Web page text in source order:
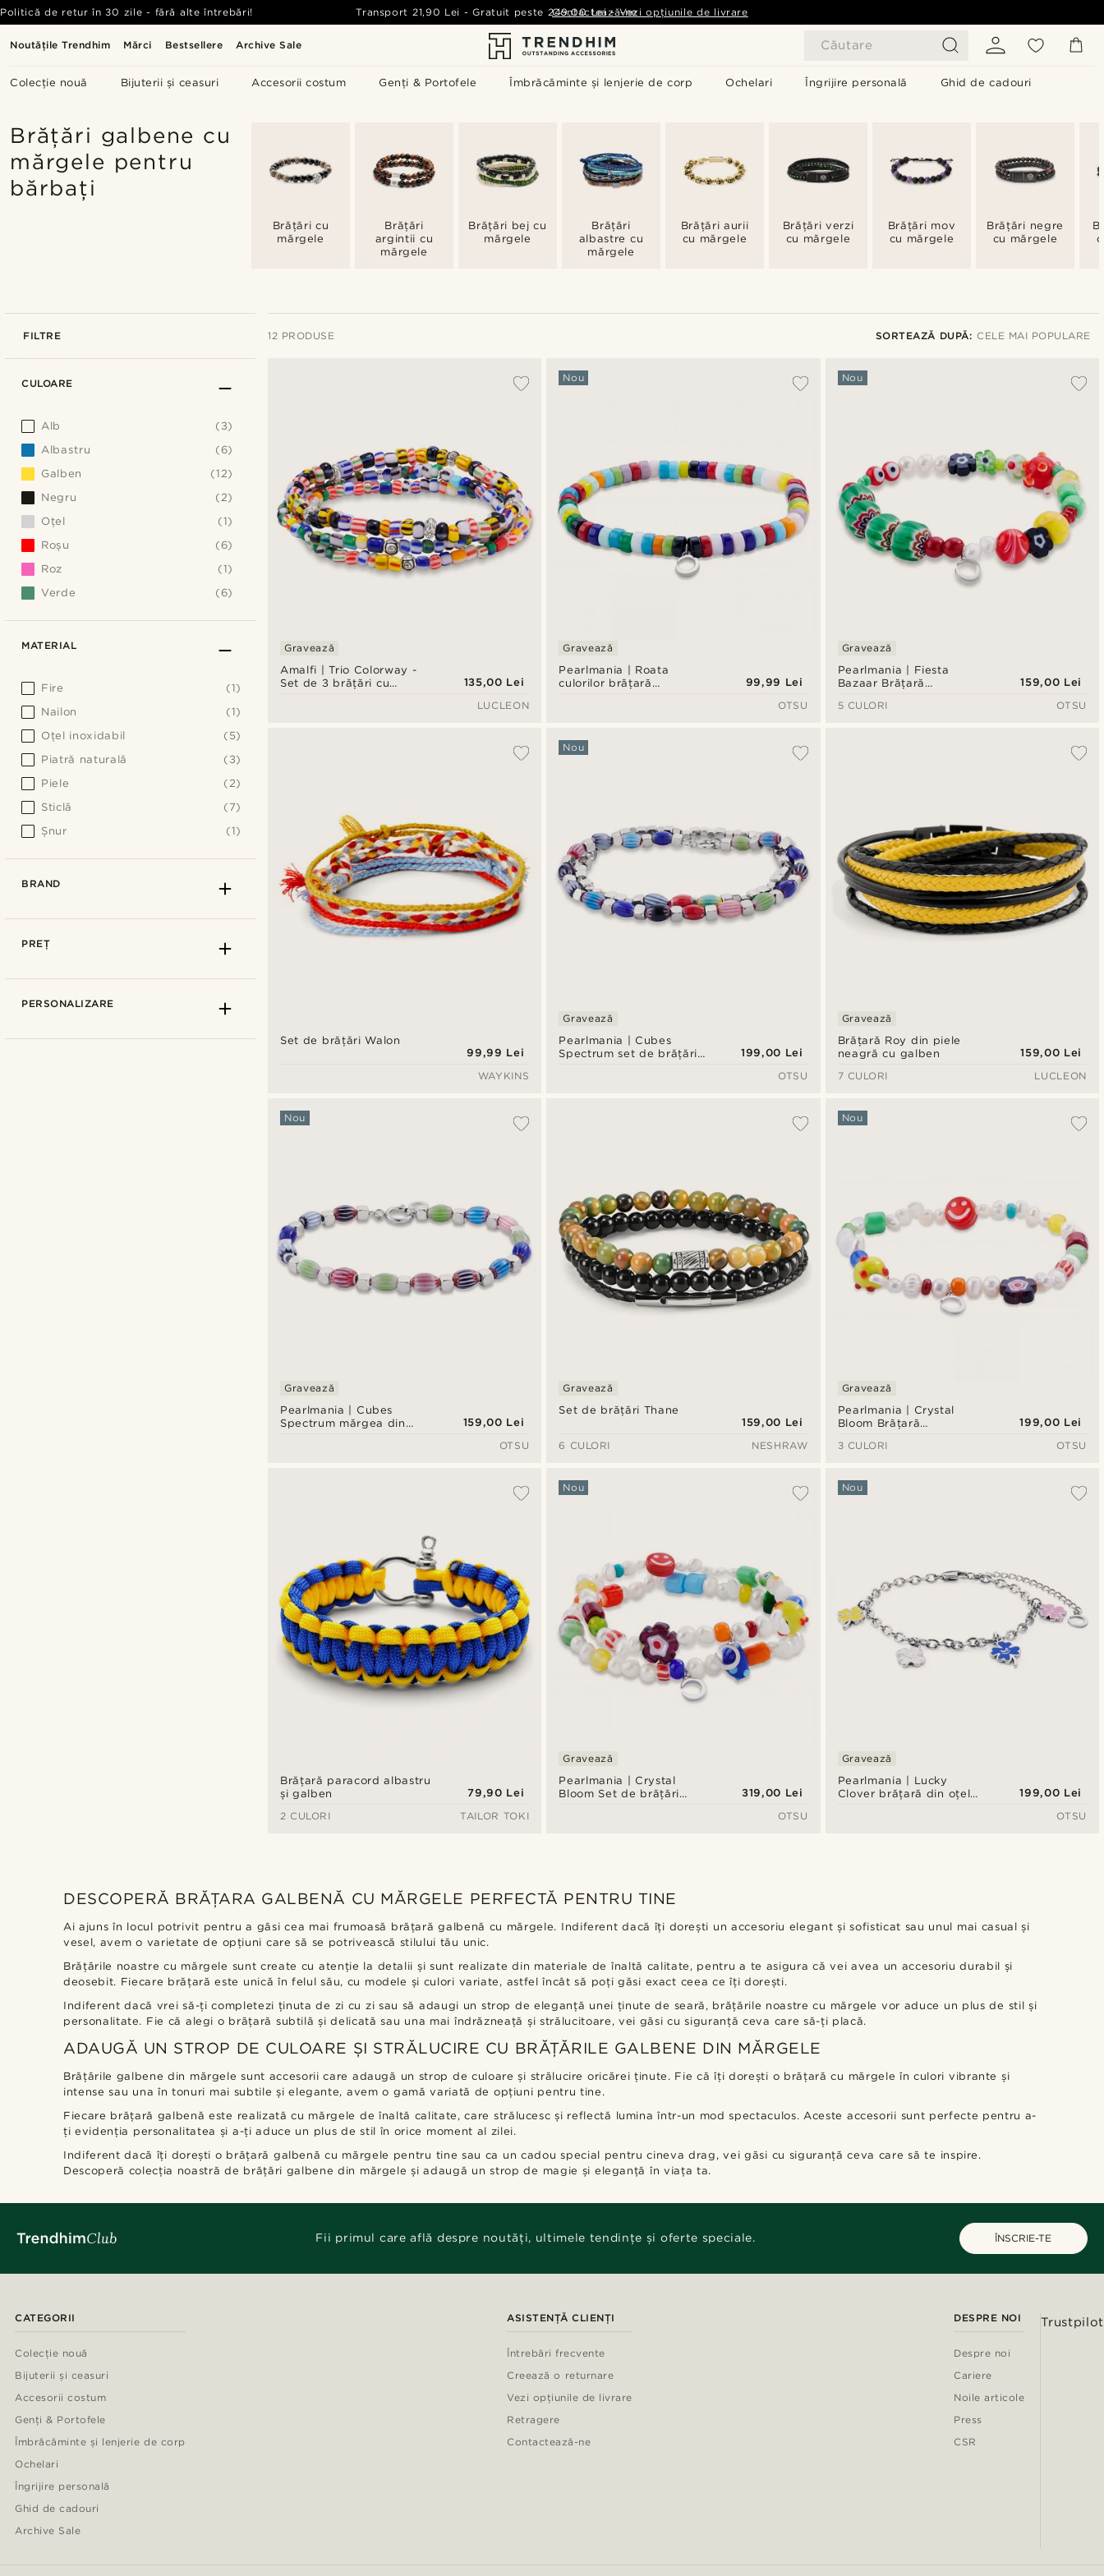
Noutățile Trendhim Mărci Bestsellere Archive Sale Căutare
Colecție nouă Bijuterii și ceasuri Accesorii costum Genți & Portofele Îmbrăcăminte și lenjerie de corp Ochelari Îngrijire personală Ghid de cadouri
Politică de retur în 30 zile - fără alte întrebări! Transport 21,90 Lei -Gratuit peste 249,00 Lei - Vezi opțiunile de livrare
Contactează-ne
Brățări galbene cu
mărgele pentru
bărbați
Brățări cu
mărgele
Brățări
argintii cu
mărgele
Brățări bej cu
mărgele
Brățări
albastre cu
mărgele
Brățări aurii
cu mărgele
Brățări verzi
cu mărgele
Brățări mov
cu mărgele
Brățări negre
cu mărgele
FILTRE 12 PRODUSE SORTEAZĂ DUPĂ: CELE MAI POPULARE
Amalfi | Trio Colorway -
Set de 3 brățări cu
Gravează
135,00 Lei
LUCLEON
Pearlmania | Roata
culorilor brățară
Nou
Gravează
99,99 Lei
OTSU
Pearlmania | Fiesta
Bazaar Brățară
de sticlă
Nou
Gravează
159,00 Lei
5 CULORI
OTSU
Set de brățări Walon
99,99 Lei
WAYKINS
Pearlmania | Cubes
Spectrum set de brățări
Nou
Gravează
199,00 Lei
OTSU
Brățară Roy din piele
neagră cu galben
Gravează
159,00 Lei
7 CULORI
LUCLEON
Pearlmania | Cubes
Spectrum mărgea din
Nou
Gravează
159,00 Lei
OTSU
Set de brățări Thane
Gravează
159,00 Lei
6 CULORI
NESHRAW
Pearlmania | Crystal
Bloom Brățară
apă dulce și mărgele din
Nou
Gravează
199,00 Lei
3 CULORI
OTSU
Brățară paracord albastru
și galben
79,90 Lei
2 CULORI
TAILOR TOKI
Pearlmania | Crystal
Bloom Set de brățări
Nou
Gravează
319,00 Lei
OTSU
Pearlmania | Lucky
Clover brățară din oțel
Nou
Gravează
199,00 Lei
OTSU
CULOARE
Alb
(3)
Albastru
(6)
Galben
(12)
Negru
(2)
Oţel
(1)
Roșu
(6)
Roz
(1)
Verde
(6)
MATERIAL
Fire
(1)
Nailon
(1)
Oţel inoxidabil
(5)
Piatră naturală
(3)
Piele
(2)
Sticlă
(7)
Șnur
(1)
BRAND
PREȚ
PERSONALIZARE
DESCOPERĂ BRĂȚARA GALBENĂ CU MĂRGELE PERFECTĂ PENTRU TINE
Ai ajuns în locul potrivit pentru a găsi cea mai frumoasă brățară galbenă cu mărgele. Indiferent dacă îți dorești un accesoriu elegant și sofisticat sau unul mai casual și
vesel, avem o varietate de opțiuni care să se potrivească stilului tău unic.
Brățările noastre cu mărgele sunt create cu atenție la detalii și sunt realizate din materiale de înaltă calitate, pentru a te asigura că vei avea un accesoriu durabil și
deosebit. Fiecare brățară este unică în felul său, cu modele și culori variate, astfel încât să poți găsi exact ceea ce îți dorești.
Indiferent dacă vrei să-ți completezi ținuta de zi cu zi sau să adaugi un strop de eleganță unei ținute de seară, brățările noastre cu mărgele vor aduce un plus de stil și
personalitate. Fie că alegi o brățară subtilă și delicată sau una mai îndrăzneață și strălucitoare, vei găsi cu siguranță ceva care să-ți placă.
ADAUGĂ UN STROP DE CULOARE ȘI STRĂLUCIRE CU BRĂȚĂRILE GALBENE DIN MĂRGELE
Brățările galbene din mărgele sunt accesorii care adaugă un strop de culoare și strălucire oricărei ținute. Fie că îți dorești o brățară cu mărgele în culori vibrante și
intense sau una în tonuri mai subtile și elegante, avem o gamă variată de opțiuni pentru tine.
Fiecare brățară galbenă este realizată cu mărgele de înaltă calitate, care strălucesc și reflectă lumina într-un mod spectaculos. Aceste accesorii sunt perfecte pentru a-
ți evidenția personalitatea și a-ți aduce un plus de stil în orice moment al zilei.
Indiferent dacă îți dorești o brățară galbenă cu mărgele pentru tine sau ca un cadou special pentru cineva drag, vei găsi cu siguranță ceva care să te inspire.
Descoperă colecția noastră de brățări galbene din mărgele și adaugă un strop de magie și eleganță în viața ta.
Fii primul care află despre noutăți, ultimele tendințe și oferte speciale. ÎNSCRIE-TE
CATEGORII
Colecție nouă
Bijuterii și ceasuri
Accesorii costum
Genți & Portofele
Îmbrăcăminte și lenjerie de corp
Ochelari
Îngrijire personală
Ghid de cadouri
Archive Sale
ASISTENȚĂ CLIENȚI
Întrebări frecvente
Creează o returnare
Vezi opțiunile de livrare
Retragere
Contactează-ne
DESPRE NOI
Despre noi
Cariere
Noile articole
Press
CSR
Trustpilot